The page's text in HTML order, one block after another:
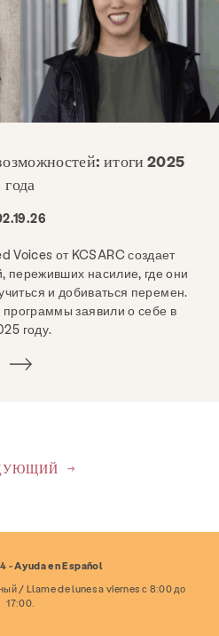
итоги 2025
года
Voices от KCSARC создает
переживших насилие, где они
и добиваться перемен.
программы заявили о себе в
году.
- Ayuda en Español
/ Llame de lunes a viernes с 8:00 до
17:00.